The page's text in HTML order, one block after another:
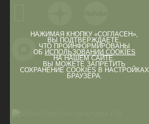
НАЖИМАЯ КНОПКУ «СОГЛАСЕН»,
ВЫ ПОДТВЕРЖДАЕТЕ,
ЧТО ПРОИНФОРМИРОВАНЫ
ОБ ИСПОЛЬЗОВАНИИ COOKIES
НА НАШЕМ САЙТЕ.
ВЫ МОЖЕТЕ ЗАПРЕТИТЬ
СОХРАНЕНИЕ COOKIES В НАСТРОЙКАХ
БРАУЗЕРА.